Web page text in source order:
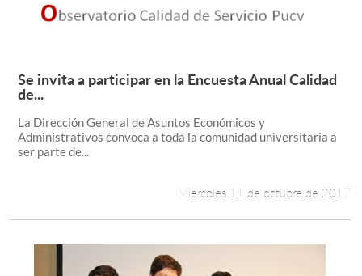
Leer más +
Se invita a participar en la Encuesta Anual Calidad
de...
La Dirección General de Asuntos Económicos y
Administrativos convoca a toda la comunidad universitaria a
ser parte de...
Miércoles 11 de octubre de 2017